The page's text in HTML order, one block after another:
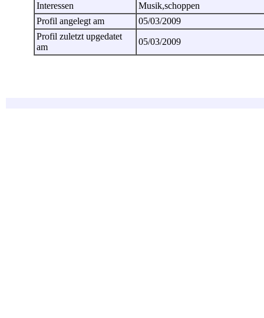
Interessen
Musik,schoppen
Profil angelegt am
05/03/2009
Profil zuletzt upgedatet
am
05/03/2009